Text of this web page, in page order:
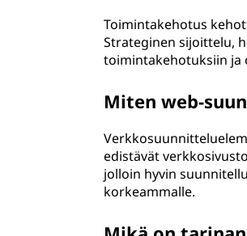
Toimintakehotus
Strateginen sijoittelu,
toimintakehotuksiin ja
Miten web-
edistävät
jolloin hyvin
korkeammalle.